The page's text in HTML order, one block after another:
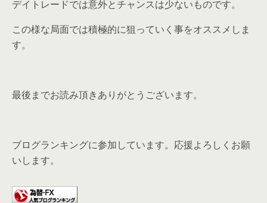
デイトレードでは意外とチャンスは少ないものです。
この様な局面では積極的に狙っていく事をオススメしま
す。
最後までお読み頂きありがとうございます。
ブログランキングに参加しています。応援よろしくお願
いします。